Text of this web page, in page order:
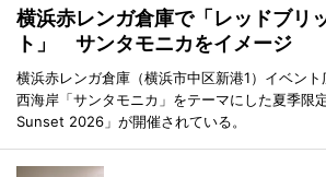
横浜赤レンガ倉庫で「レッドブリ
ト」 サンタモニカをイメージ
横浜赤レンガ倉庫（横浜市中区新港1）イベン
西海岸「サンタモニカ」をテーマにした夏季限
Sunset 2026」が開催されている。